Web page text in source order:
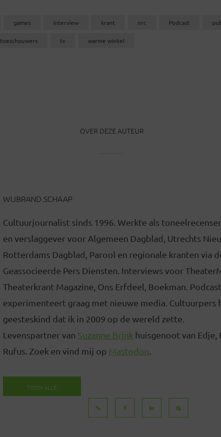
games interview krant nrc Podcast
toeschouwers tv warme winkel
OVER DEZE AUTEUR
WIJBRAND SCHAAP
Cultuurjournalist sinds 1996. Werkte als
en verslaggever voor Algemeen Dagblad, Utrechts
Rotterdams Dagblad, Parool en regionale kranten via
Geassocieerde Pers Diensten. Interviews voor
Theaterkrant Magazine, Ons Erfdeel, Boekman.
experimenteert graag met nieuwe media. Cultuurpers
geesteskind dat ik in 2009 op de wereld zette.
Levenspartner van Suzanne Brink huisgenoot van Edje,
Rufus. Zoek en vind mij op Mastodon.
TOON ALLE